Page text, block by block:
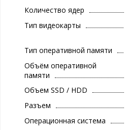
Количество ядер
Тип видеокарты
Тип оперативной памяти
Объём оперативной
памяти
Объем SSD / HDD
Разъем
Операционная система